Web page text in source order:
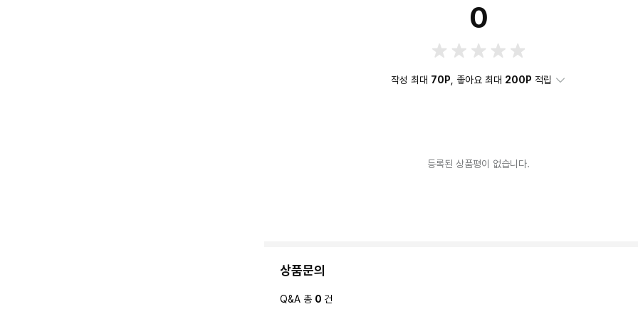
0
작성 최대 70P , 좋아요 최대 200P 적립
등록된 상품평이 없습니다.
상품문의
Q&A 총 0 건